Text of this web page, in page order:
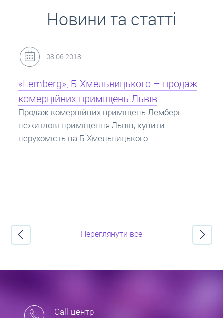
Новини та статті
31.05.2018
Кредит під заставу нерухомості: іпотека
Іпотека на квартиру – кредит на житло під
заставу нерухомості. Купити в іпотеку – що
потрібно знати? Консультація від Експертів
про іпотечні кредити.
Переглянути все
Call-центр